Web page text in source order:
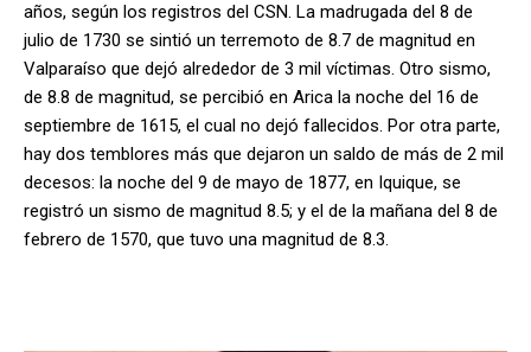
años, según los registros del CSN. La madrugada del 8 de
julio de 1730 se sintió un terremoto de 8.7 de magnitud en
Valparaíso que dejó alrededor de 3 mil víctimas. Otro sismo,
de 8.8 de magnitud, se percibió en Arica la noche del 16 de
septiembre de 1615, el cual no dejó fallecidos. Por otra parte,
hay dos temblores más que dejaron un saldo de más de 2 mil
decesos: la noche del 9 de mayo de 1877, en Iquique, se
registró un sismo de magnitud 8.5; y el de la mañana del 8 de
febrero de 1570, que tuvo una magnitud de 8.3.